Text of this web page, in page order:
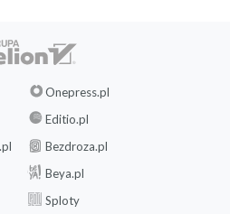
Onepress.pl
Editio.pl
Bezdroza.pl
Beya.pl
Sploty